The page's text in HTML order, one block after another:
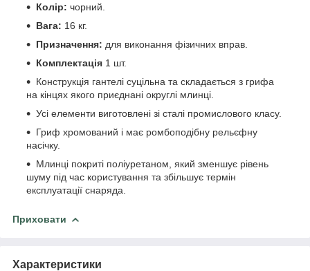
Колір: чорний.
Вага: 16 кг.
Призначення: для виконання фізичних вправ.
Комплектація 1 шт.
Конструкція гантелі суцільна та складається з грифа
на кінцях якого приєднані округлі млинці.
Усі елементи виготовлені зі сталі промислового класу.
Гриф хромований і має ромбоподібну рельєфну
насічку.
Млинці покриті поліуретаном, який зменшує рівень
шуму під час користування та збільшує термін
експлуатації снаряда.
Приховати
Характеристики